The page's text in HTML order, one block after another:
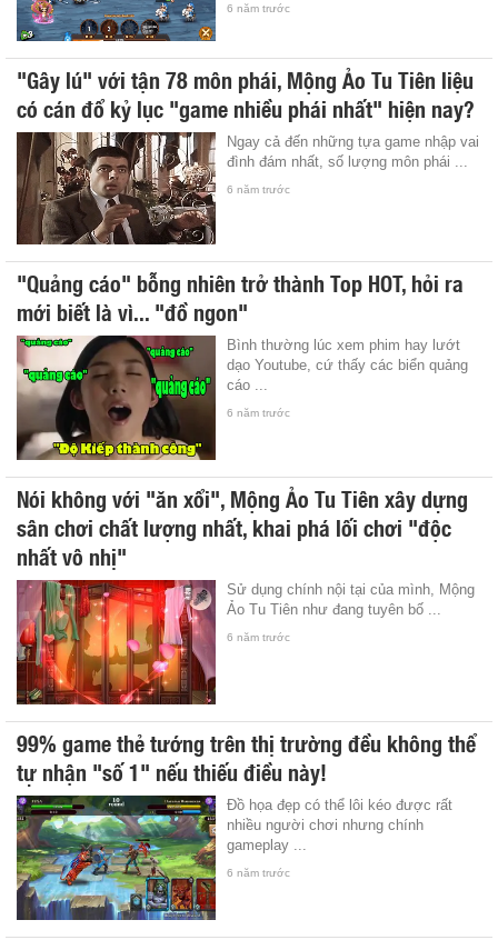
6 năm trước
"Gây lú" với tận 78 môn phái, Mộng Ảo Tu Tiên liệu
có cán đổ kỷ lục "game nhiều phái nhất" hiện nay?
Ngay cả đến những tựa game nhập vai
đình đám nhất, số lượng môn phái ...
6 năm trước
"Quảng cáo" bỗng nhiên trở thành Top HOT, hỏi ra
mới biết là vì... "đồ ngon"
Bình thường lúc xem phim hay lướt
dạo Youtube, cứ thấy các biển quảng
cáo ...
6 năm trước
Nói không với "ăn xổi", Mộng Ảo Tu Tiên xây dựng
sân chơi chất lượng nhất, khai phá lối chơi "độc
nhất vô nhị"
Sử dụng chính nội tại của mình, Mộng
Ảo Tu Tiên như đang tuyên bố ...
6 năm trước
99% game thẻ tướng trên thị trường đều không thể
tự nhận "số 1" nếu thiếu điều này!
Đồ họa đẹp có thể lôi kéo được rất
nhiều người chơi nhưng chính
gameplay ...
6 năm trước